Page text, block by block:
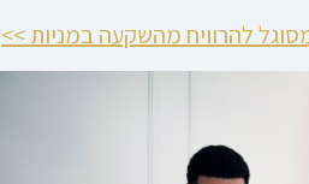
להרוויח מהשקעה במניות >>